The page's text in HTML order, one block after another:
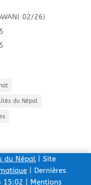
02/26)
du Népal
du Népal
| Site
| Dernières
|
Mentions